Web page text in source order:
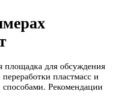
площадка для обсуждения
пластмасс и
Рекомендации